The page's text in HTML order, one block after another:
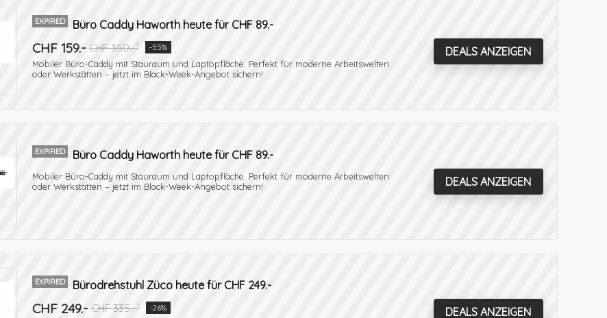
EXPIRED Büro Caddy Haworth heute für CHF 89.-
CHF 159.- CHF 350.-¹ -55%
Mobiler Büro-Caddy mit Stauraum und Laptopfläche. Perfekt für moderne Arbeitswelten
oder Werkstätten – jetzt im Black-Week-Angebot sichern!
DEALS ANZEIGEN
EXPIRED Büro Caddy Haworth heute für CHF 89.-
Mobiler Büro-Caddy mit Stauraum und Laptopfläche. Perfekt für moderne Arbeitswelten
oder Werkstätten – jetzt im Black-Week-Angebot sichern!
DEALS ANZEIGEN
EXPIRED Bürodrehstuhl Züco heute für CHF 249.-
CHF 249.- CHF 335.-¹ -26% DEALS ANZEIGEN